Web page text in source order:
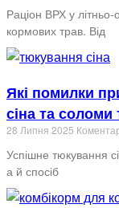
Раціон ВРХ у
кормових трав. Від
Які помилки
сіна та соломи
28 Липня 2025
Успішне тюкування
а й спосіб